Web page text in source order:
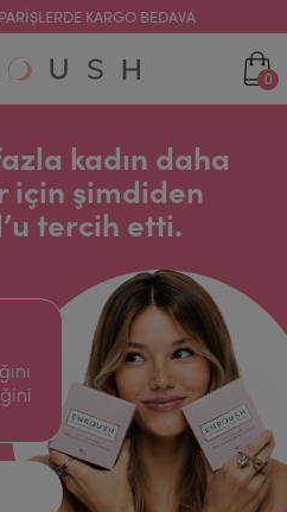
KARGO BEDAVA
0
kadın daha
için şimdiden
tercih etti.